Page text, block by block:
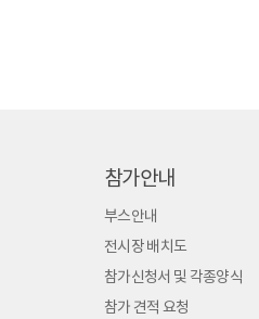
참가안내
부스안내
전시장 배치도
참가신청서 및 각종양식
참가 견적 요청